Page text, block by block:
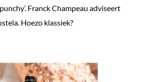
Franck Champeau adviseert
Hoezo klassiek?